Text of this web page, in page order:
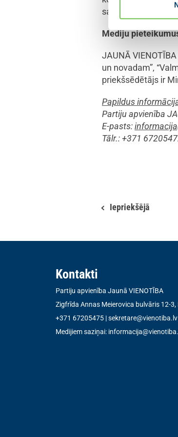
savu dalību, lai
Mediju
JAUNĀ
un novadam”,
priekšsēdētājs ir
Papildus
Partiju apvienība
E-pasts:
Tālr.: +371
Iepriekšējā
Kontakti
Partiju apvienība Jaunā VIENOTĪBA
Zigfrīda Annas Meierovica bulvāris 12-3,
+371 67205475 |sekretare@vienotiba.lv
Medijiem saziņai: